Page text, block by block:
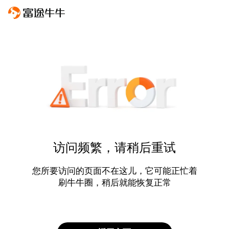
访问频繁，请稍后重试
您所要访问的页面不在这儿，它可能正忙着
刷牛牛圈，稍后就能恢复正常